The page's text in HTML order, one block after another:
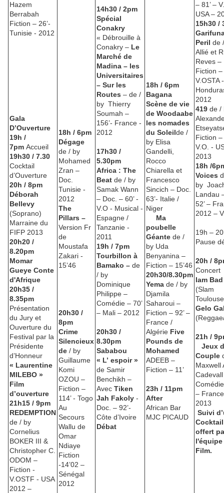
Hazem
Berrabah
Fiction – 26’-
Tunisie - 2012
Gala
D’Ouverture
19h /
7pm Accueil
19h30 / 7.30
Cocktail
d’Ouverture
20h / 8pm
Déborah
Bellevy
(Soprano)
Marraine du
FIFP 2013
20h20 /
8.20pm
Momar
Gueye Conte
d'Afrique
20h35 /
8.35pm
Présentation
du Jury et
Ouverture du
Festival par la
Présidente
d’Honneur
« Laurentine
MILEBO »
Film
d’ouverture
21h15 / 9pm
REDEMPTION
de / by
Cornelius
BOKER III &
Christopher C.
ODOM –
Fiction -
V.OSTF - USA
2012 –
18h / 6pm
Dégage
de / by
Mohamed
Zran –
Doc.
Tunisie -
2012
The
Pillars –
Version Fr
de
Moustafa
Zakari -
15’46
20h30 /
8pm
Crime
Silencieux
de / by
Guillaume
Komi
OZOU –
Fiction –
114’ - Togo
Au
Secours
Wallu de
Omar
Ndiaye
Fiction
-14’02 –
Sénégal
2012
14h30 / 2pm
Spécial
Conakry
« Débrouille à
Conakry – Le
Marché de
Madina – les
Universitaires
– Sur les
Routes – de /
by Thierry
Soumah –
156’- France -
2012
17h30 /
5.30pm
Africa : The
Beat de / by
Samak Wann
– Doc. – 60’ -
V.O - Musical -
Espagne /
Tanzanie -
2011
19h / 7pm
Tourbillon à
Bamako – de
/ by
Dominique
Philippe –
Comédie – 70’
– Mali – 2012
20h30 /
8.30pm
Sababou
« L’ espoir »
de Samir
Benchikh –
Avec Tiken
Jah Fakoly -
Doc. – 92’-
Côte d’Ivoire
Débat
18h / 6pm
Bagana
Scène de vie
de Woodaabe
les nomades
du Soleilde /
by Elisa
Gandelli,
Rocco
Chiarella et
Francesco
Sincich – Doc.
63’- Italie /
Niger
Ma
poubelle
Géante de /
by Uda
Benyanina –
Fiction – 15’46
20h30/8.30pm
Yema de / by
Djamila
Saharoui –
Fiction – 92’ –
France /
Algérie Five
Pounds de
Mohamed
ADEEB –
Fiction – 11’
23h / 11pm
After
African Bar
MJC PICAUD
– 81’ –
USA –
15h30 /
Peril de
Allié et
Reves –
Fiction –
V.OSTA
419 de /
Fiction –
V.O. -
2013
18h /
Voices
by
Landau
52’ –
2012 –
19h –
Pause
20h /
Concert
Iam Bad
(Slam
Gelo
21h /
Jeux
Couple
Maxwell
Comédie
–
2013
Suivi
offert
Film.